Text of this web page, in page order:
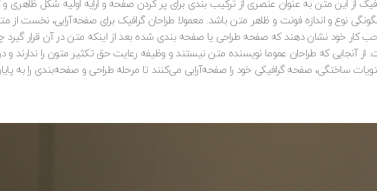
از این متن به عنوان عنصری از ترکیب بندی برای پر کردن صفحه و ارایه اولیه شکل
نوع و اندازه فونت و ظاهر متن باشد. معمولا طراحان گرافیک برای صفحه‌آرایی، نخست از
کار خود نشان دهند که صفحه طراحی یا صفحه بندی شده بعد از اینکه متن در آن قرار
از آنجایی که طراحان عموما نویسنده متن نیستند و وظیفه رعایت حق تکثیر متون را ندارند و
ساختگی، صفحه گرافیکی خود را صفحه‌آرایی می‌کنند تا مرحله طراحی و صفحه‌بندی را به